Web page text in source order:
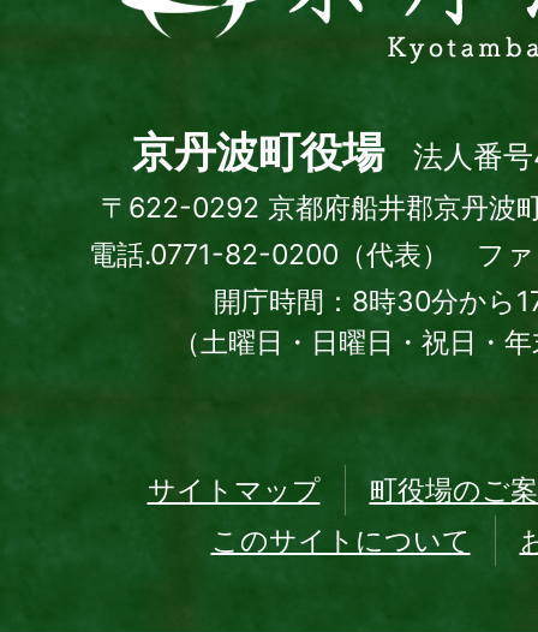
波
town
京丹波町役場 法人番
〒622-0292 京都府船井郡京丹波
電話.0771-82-0200（代表） フ
開庁時間：8時30分から
（土曜日・日曜日・祝日・
サイトマップ
町役場のご
このサイトについて